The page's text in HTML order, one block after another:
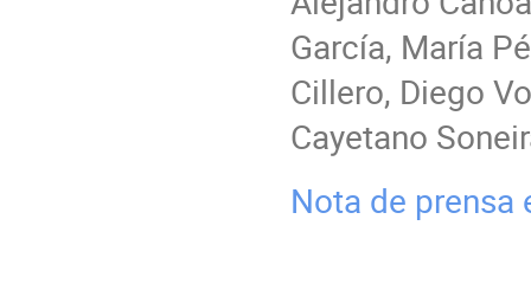
García, María
Cillero, Diego
Cayetano
Nota de prensa